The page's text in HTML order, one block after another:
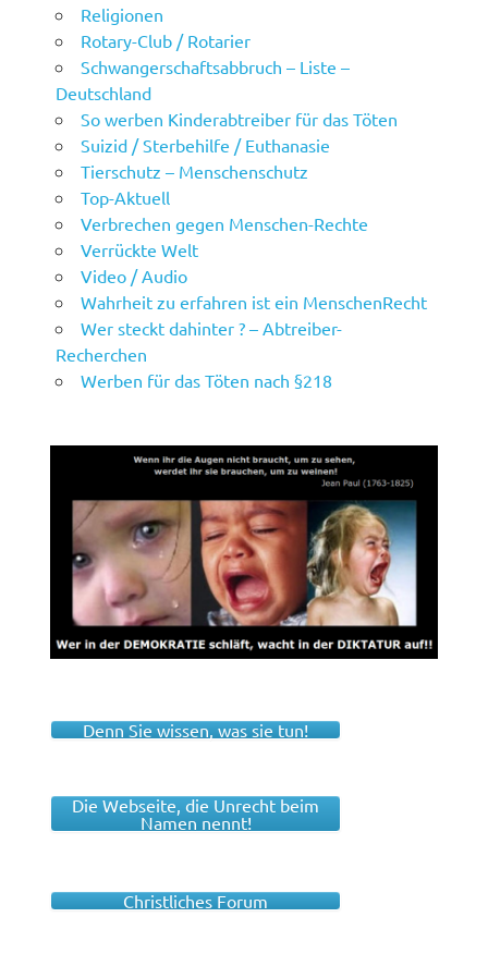
Religionen
Rotary-Club / Rotarier
Schwangerschaftsabbruch – Liste –
Deutschland
So werben Kinderabtreiber für das Töten
Suizid / Sterbehilfe / Euthanasie
Tierschutz – Menschenschutz
Top-Aktuell
Verbrechen gegen Menschen-Rechte
Verrückte Welt
Video / Audio
Wahrheit zu erfahren ist ein MenschenRecht
Wer steckt dahinter ? – Abtreiber-
Recherchen
Werben für das Töten nach §218
Denn Sie wissen, was sie tun!
Die Webseite, die Unrecht beim
Namen nennt!
Christliches Forum